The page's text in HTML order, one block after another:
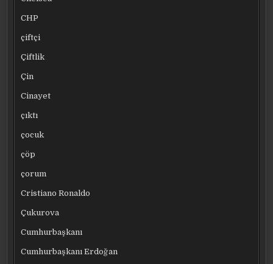
CHP
çiftçi
Çiftlik
Çin
Cinayet
çıktı
çocuk
çöp
çorum
Cristiano Ronaldo
Çukurova
Cumhurbaşkanı
Cumhurbaşkanı Erdoğan